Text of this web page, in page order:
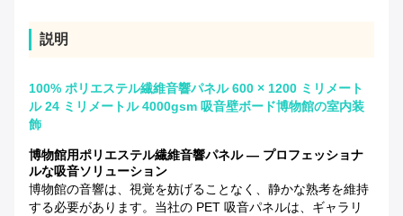
説明
100% ポリエステル繊維音響パネル 600 × 1200 ミリメート
ル 24 ミリメートル 4000gsm 吸音壁ボード博物館の室内装
飾
博物館用ポリエステル繊維音響パネル — プロフェッショナ
ルな吸音ソリューション
博物館の音響は、視覚を妨げることなく、静かな熟考を維持
する必要があります。当社の PET 吸音パネルは、ギャラリ